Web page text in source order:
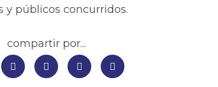
y públicos concurridos.
compartir por...